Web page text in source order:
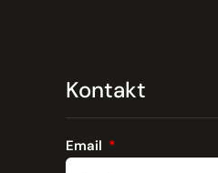
Kontakt
Email